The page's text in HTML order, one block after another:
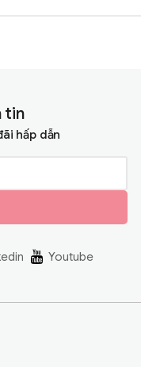
tin
hấp dẫn
Youtube